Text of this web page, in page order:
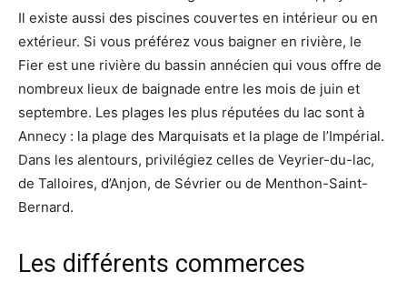
Il existe aussi des piscines couvertes en intérieur ou en
extérieur. Si vous préférez vous baigner en rivière, le
Fier est une rivière du bassin annécien qui vous offre de
nombreux lieux de baignade entre les mois de juin et
septembre. Les plages les plus réputées du lac sont à
Annecy : la plage des Marquisats et la plage de l’Impérial.
Dans les alentours, privilégiez celles de Veyrier-du-lac,
de Talloires, d’Anjon, de Sévrier ou de Menthon-Saint-
Bernard.
Les différents commerces